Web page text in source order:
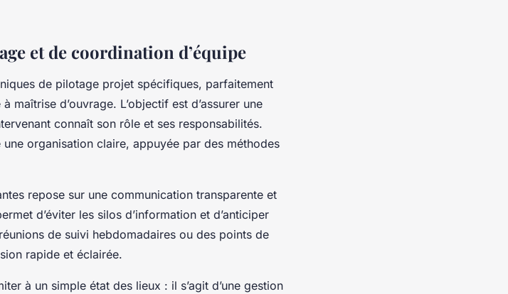
et de coordination d’équipe
de pilotage projet spécifiques, parfaitement
maîtrise d’ouvrage. L’objectif est d’assurer une
connaît son rôle et ses responsabilités.
organisation claire, appuyée par des méthodes
repose sur une communication transparente et
d’éviter les silos d’information et d’anticiper
de suivi hebdomadaires ou des points de
rapide et éclairée.
à un simple état des lieux : il s’agit d’une gestion